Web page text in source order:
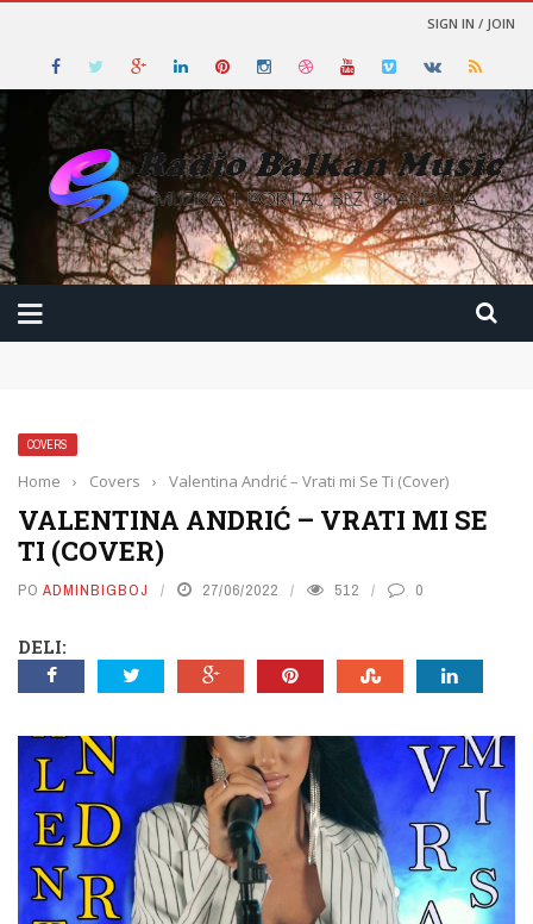
SIGN IN / JOIN
COVERS
Home › Covers › Valentina Andrić – Vrati mi Se Ti (Cover)
VALENTINA ANDRIĆ – VRATI MI SE
TI (COVER)
PO ADMINBIGBOJ 27/06/2022 512 0
DELI: